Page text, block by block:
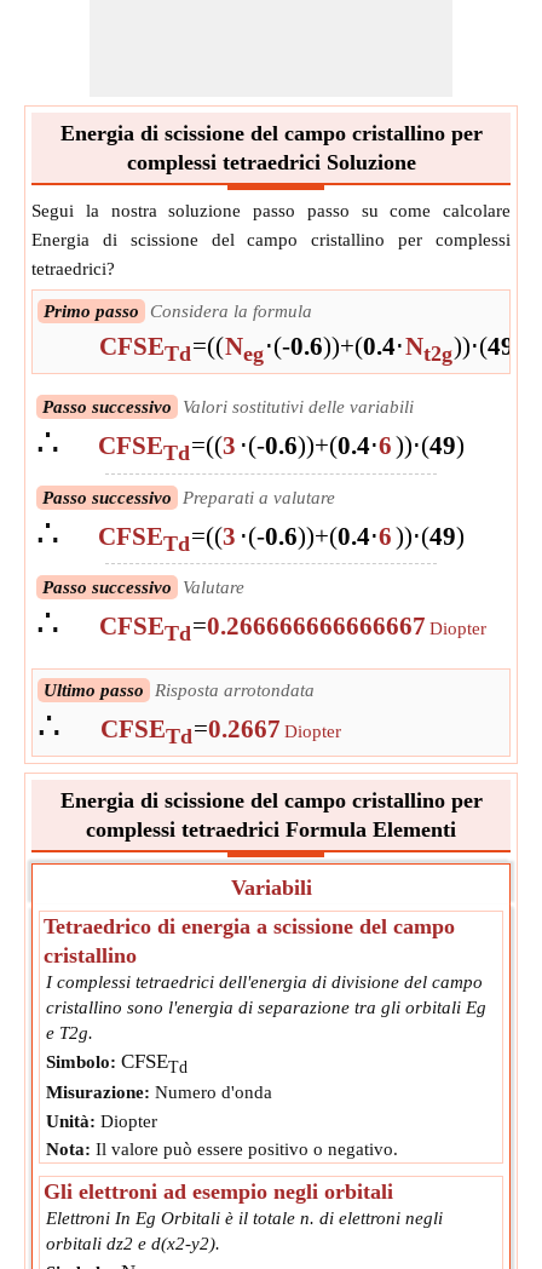
Energia di scissione del campo cristallino per
complessi tetraedrici Soluzione
Segui la nostra soluzione passo passo su come calcolare
Energia di scissione del campo cristallino per complessi
tetraedrici?
Primo passo Considera la formula
CFSETd=((Neg⋅(-0.6))+(0.4⋅Nt2g))⋅(49
Passo successivo Valori sostitutivi delle variabili
∴ CFSETd=((3 ⋅(-0.6))+(0.4⋅6))⋅(49)
Passo successivo Preparati a valutare
∴ CFSETd=((3 ⋅(-0.6))+(0.4⋅6))⋅(49)
Passo successivo Valutare
∴ CFSETd=0.266666666666667 Diopter
Ultimo passo Risposta arrotondata
∴ CFSETd=0.2667 Diopter
Energia di scissione del campo cristallino per
complessi tetraedrici Formula Elementi
Variabili
Tetraedrico di energia a scissione del campo
cristallino
I complessi tetraedrici dell'energia di divisione del campo
cristallino sono l'energia di separazione tra gli orbitali Eg
e T2g.
Simbolo: CFSETd
Misurazione: Numero d'onda
Unità: Diopter
Nota: Il valore può essere positivo o negativo.
Gli elettroni ad esempio negli orbitali
Elettroni In Eg Orbitali è il totale n. di elettroni negli
orbitali dz2 e d(x2-y2).